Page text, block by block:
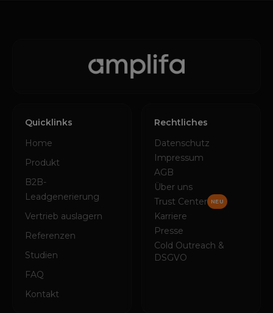
Quicklinks
Home
Produkt
B2B-
Leadgenerierung
Vertrieb auslagern
Referenzen
Studien
FAQ
Kontakt
Rechtliches
Datenschutz
Impressum
AGB
Über uns
Trust Center
NEU
Karriere
Presse
Cold Outreach &
DSGVO